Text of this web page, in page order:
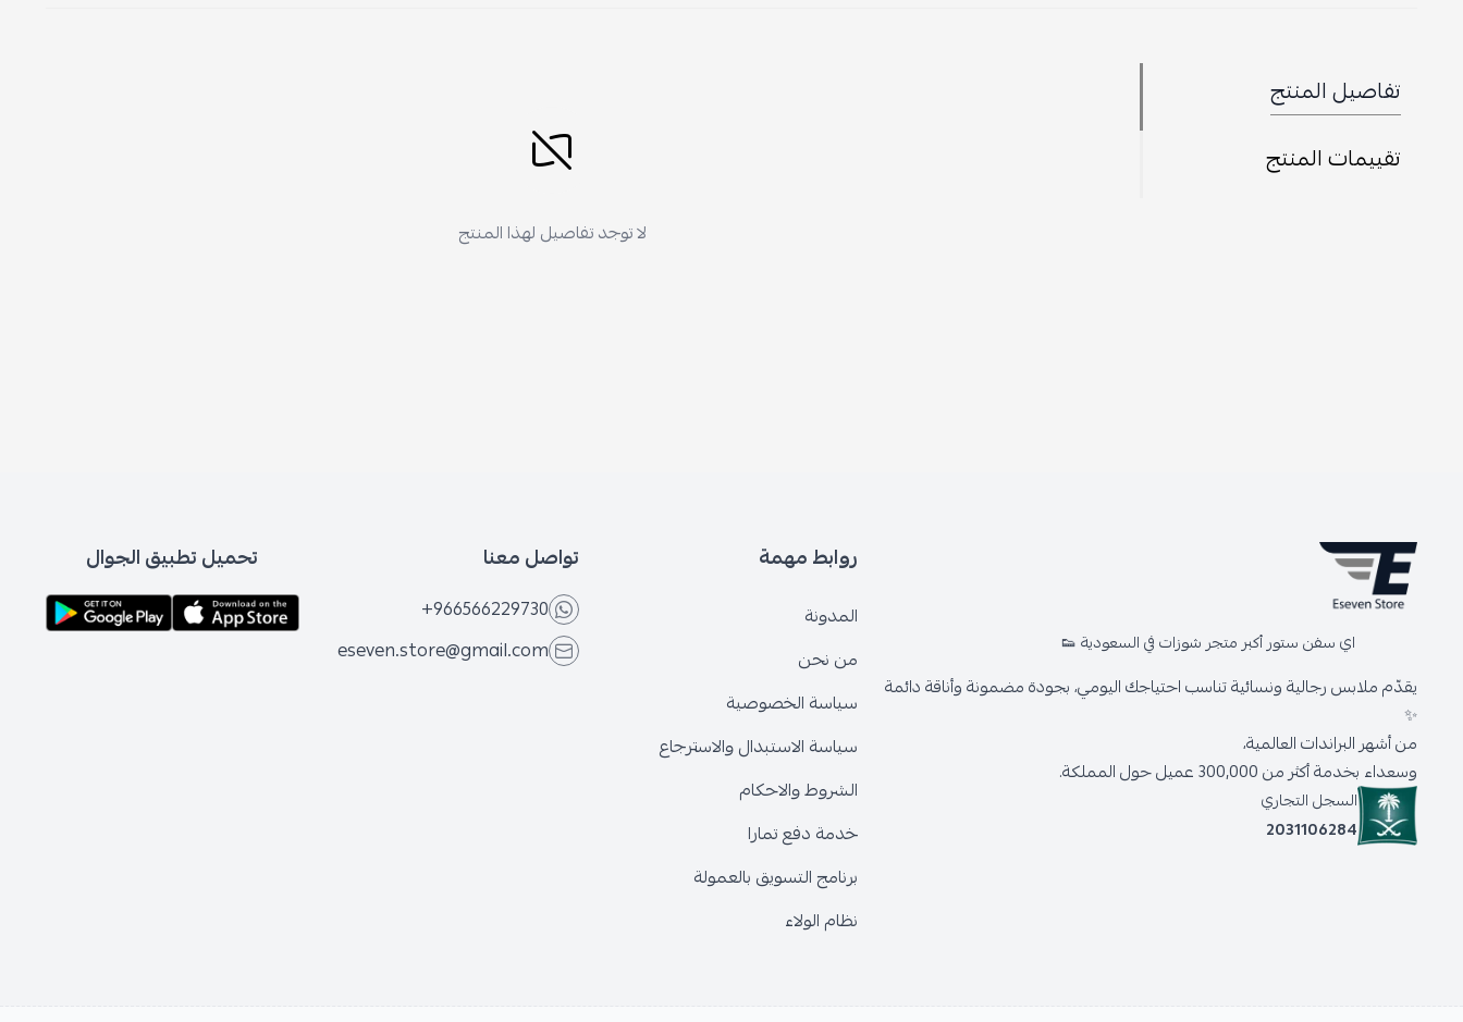
تفاصيل المنتج
تقييمات المنتج
لا توجد تفاصيل لهذا المنتج
اي سفن ستور أكبر متجر شوزات في السعودية 👟
يقدّم ملابس رجالية ونسائية تناسب احتياجك اليومي، بجودة مضمونة وأناقة دائمة
✨
من أشهر البراندات العالمية،
وسعداء بخدمة أكثر من 300,000 عميل حول المملكة.
السجل التجاري
2031106284
روابط مهمة
المدونة
من نحن
سياسة الخصوصية
سياسة الاستبدال والاسترجاع
الشروط والاحكام
خدمة دفع تمارا
برنامج التسويق بالعمولة
نظام الولاء
تواصل معنا
+966566229730
eseven.store@gmail.com
تحميل تطبيق الجوال